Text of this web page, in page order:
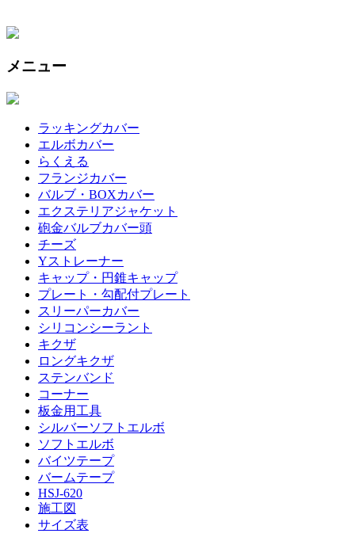
メニュー
ラッキングカバー
エルボカバー
らくえる
フランジカバー
バルブ・BOXカバー
エクステリアジャケット
砲金バルブカバー頭
チーズ
Yストレーナー
キャップ・円錐キャップ
プレート・勾配付プレート
スリーパーカバー
シリコンシーラント
キクザ
ロングキクザ
ステンバンド
コーナー
板金用工具
シルバーソフトエルボ
ソフトエルボ
バイツテープ
バームテープ
HSJ-620
施工図
サイズ表